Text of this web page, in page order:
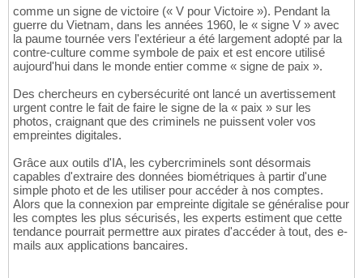
comme un signe de victoire (« V pour Victoire »). Pendant la
guerre du Vietnam, dans les années 1960, le « signe V » avec
la paume tournée vers l'extérieur a été largement adopté par la
contre-culture comme symbole de paix et est encore utilisé
aujourd'hui dans le monde entier comme « signe de paix ».
Des chercheurs en cybersécurité ont lancé un avertissement
urgent contre le fait de faire le signe de la « paix » sur les
photos, craignant que des criminels ne puissent voler vos
empreintes digitales.
Grâce aux outils d'IA, les cybercriminels sont désormais
capables d'extraire des données biométriques à partir d'une
simple photo et de les utiliser pour accéder à nos comptes.
Alors que la connexion par empreinte digitale se généralise pour
les comptes les plus sécurisés, les experts estiment que cette
tendance pourrait permettre aux pirates d'accéder à tout, des e-
mails aux applications bancaires.